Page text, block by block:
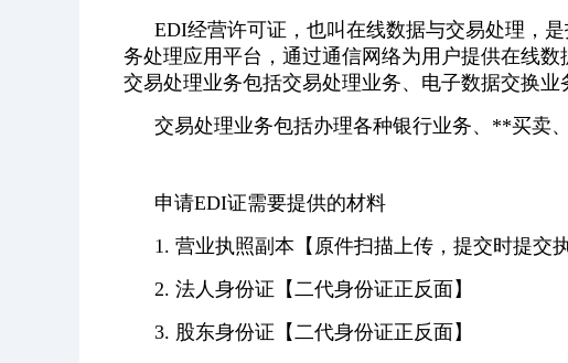
EDI经营许可证，也叫在线数据与交易处理，
务处理应用平台，通过通信网络为用户提供在线
交易处理业务包括交易处理业务、电子数据交换业
交易处理业务包括办理各种银行业务、**买卖
申请EDI证需要提供的材料
1. 营业执照副本【原件扫描上传，提交时提交
2. 法人身份证【二代身份证正反面】
3. 股东身份证【二代身份证正反面】